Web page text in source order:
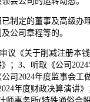
定的董事及高级办
公司章程等的。
《关于削减注册本钱
；3、听取《公司
司2024年度监事会工
年度财政决算演讲